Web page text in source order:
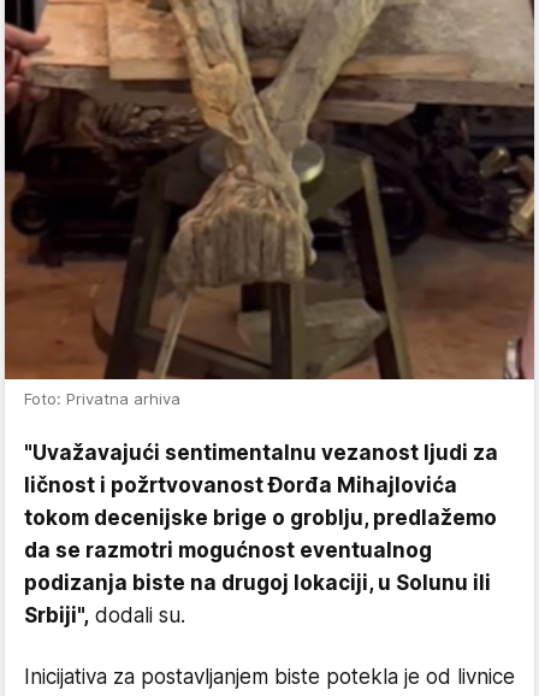
Foto: Privatna arhiva
"Uvažavajući sentimentalnu vezanost ljudi za
ličnost i požrtvovanost Đorđa Mihajlovića
tokom decenijske brige o groblju, predlažemo
da se razmotri mogućnost eventualnog
podizanja biste na drugoj lokaciji, u Solunu ili
Srbiji", dodali su.
Inicijativa za postavljanjem biste potekla je od livnice